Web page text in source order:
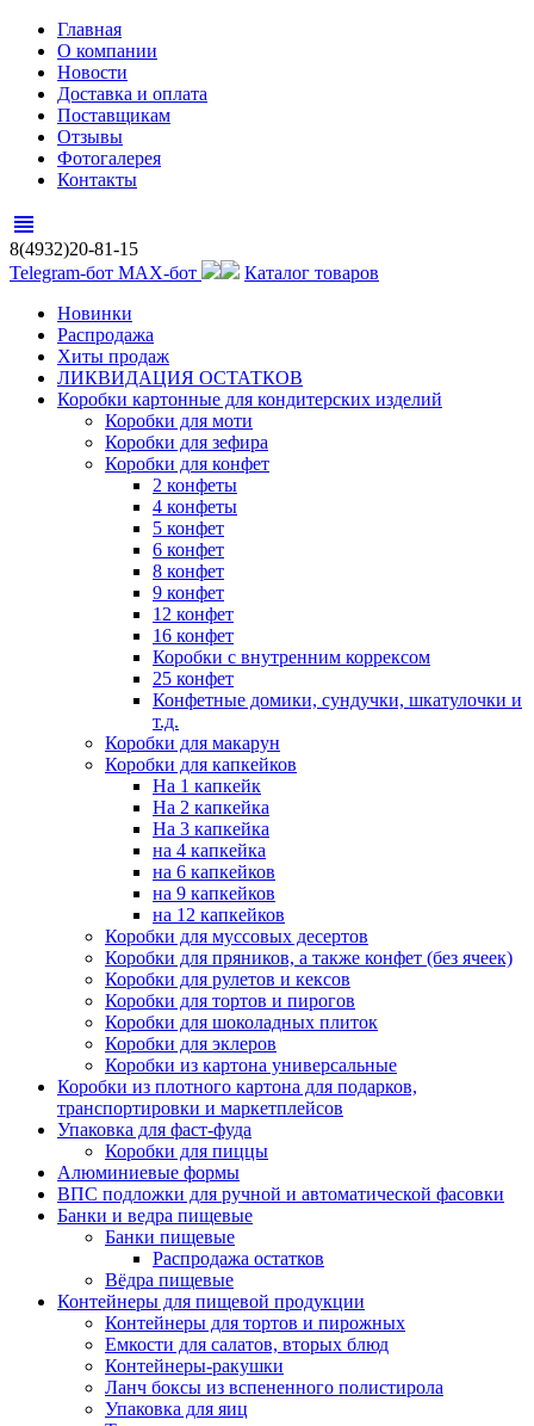
Главная
О компании
Новости
Доставка и оплата
Поставщикам
Отзывы
Фотогалерея
Контакты
view_headline
8(4932)20-81-15
Telegram-бот MAX-бот
Каталог товаров
Новинки
Распродажа
Хиты продаж
ЛИКВИДАЦИЯ ОСТАТКОВ
Коробки картонные для кондитерских изделий
Коробки для моти
Коробки для зефира
Коробки для конфет
2 конфеты
4 конфеты
5 конфет
6 конфет
8 конфет
9 конфет
12 конфет
16 конфет
Коробки с внутренним коррексом
25 конфет
Конфетные домики, сундучки, шкатулочки и
т.д.
Коробки для макарун
Коробки для капкейков
На 1 капкейк
На 2 капкейка
На 3 капкейка
на 4 капкейка
на 6 капкейков
на 9 капкейков
на 12 капкейков
Коробки для муссовых десертов
Коробки для пряников, а также конфет (без ячеек)
Коробки для рулетов и кексов
Коробки для тортов и пирогов
Коробки для шоколадных плиток
Коробки для эклеров
Коробки из картона универсальные
Коробки из плотного картона для подарков,
транспортировки и маркетплейсов
Упаковка для фаст-фуда
Коробки для пиццы
Алюминиевые формы
ВПС подложки для ручной и автоматической фасовки
Банки и ведра пищевые
Банки пищевые
Распродажа остатков
Вёдра пищевые
Контейнеры для пищевой продукции
Контейнеры для тортов и пирожных
Емкости для салатов, вторых блюд
Контейнеры-ракушки
Ланч боксы из вспененного полистирола
Упаковка для яиц